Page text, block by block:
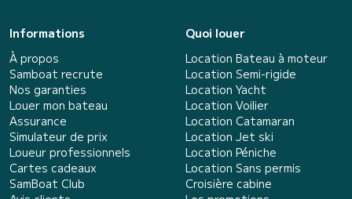
Informations
À propos
Samboat recrute
Nos garanties
Louer mon bateau
Assurance
Simulateur de prix
Loueur professionnels
Cartes cadeaux
SamBoat Club
Quoi louer
Location Bateau à moteur
Location Semi-rigide
Location Yacht
Location Voilier
Location Catamaran
Location Jet ski
Location Péniche
Location Sans permis
Croisière cabine